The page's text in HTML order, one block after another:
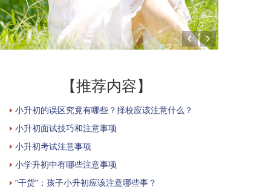
【推荐内容】
小升初的误区究竟有哪些？择校应该注意什么？
小升初面试技巧和注意事项
小升初考试注意事项
小学升初中有哪些注意事项
“干货”：孩子小升初应该注意哪些事？